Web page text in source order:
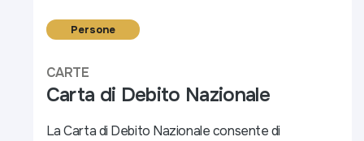
Persone
CARTE
Carta di Debito Nazionale
La Carta di Debito Nazionale consente di